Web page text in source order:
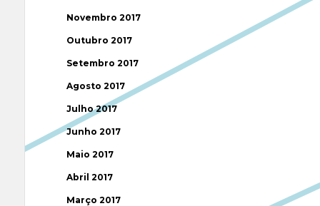
Novembro 2017
Outubro 2017
Setembro 2017
Agosto 2017
Julho 2017
Junho 2017
Maio 2017
Abril 2017
Março 2017